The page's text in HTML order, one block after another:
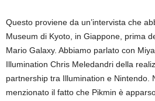
Questo proviene da un’intervista che
Museum di Kyoto, in Giappone, prima
Mario Galaxy. Abbiamo parlato con
Illumination Chris Meledandri della
partnership tra Illumination e Nintendo.
menzionato il fatto che Pikmin è